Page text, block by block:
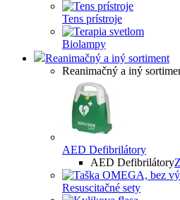
Tens prístroje
Biolampy
Reanimačný a iný sortiment
Reanimačný a iný
AED Defibrilátory
AED Defibrilátory
Resuscitačné sety